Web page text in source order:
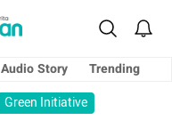
Audio Story
Trending
Green Initiative